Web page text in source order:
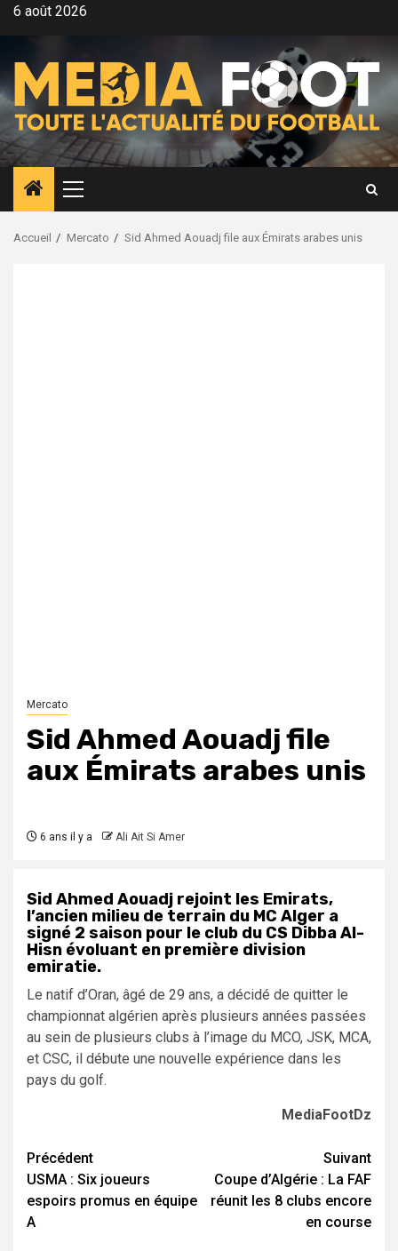
Aller6 août 2026
Menu
principal
Accueil Mercato Sid Ahmed Aouadj file aux Émirats arabes unis
Mercato
Sid Ahmed Aouadj file
aux Émirats arabes unis
6 ans il y a Ali Ait Si Amer
Sid Ahmed Aouadj rejoint les Emirats,
l’ancien milieu de terrain du MC Alger a
signé 2 saison pour le club du CS Dibba Al-
Hisn évoluant en première division
emiratie.
Le natif d’Oran, âgé de 29 ans, a décidé de quitter le
championnat algérien après plusieurs années passées
au sein de plusieurs clubs à l’image du MCO, JSK, MCA,
et CSC, il débute une nouvelle expérience dans les
pays du golf.
MediaFootDz
Navigation
d’article
Précédent
USMA : Six joueurs
espoirs promus en équipe
A
Suivant
Coupe d’Algérie : La FAF
réunit les 8 clubs encore
en course